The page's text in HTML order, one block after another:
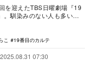
を迎えたTBS日曜劇場『19
。馴染みのない人も多い総
こ 19番目のカルテ
2025.08.31 07:30